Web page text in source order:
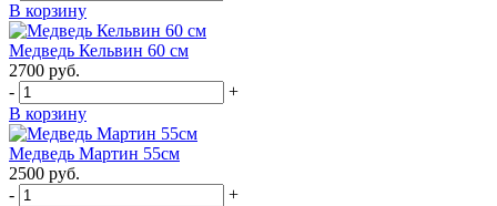
В корзину
Медведь Кельвин 60 см
2700 руб.
-
+
В корзину
Медведь Мартин 55см
2500 руб.
-
+